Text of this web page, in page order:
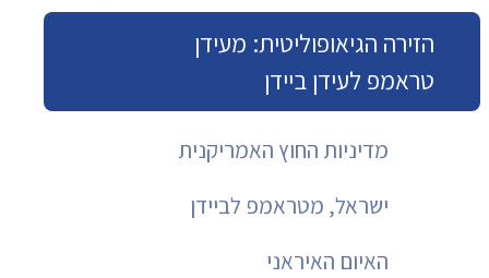
הזירה הגיאופוליטית: מעידן
טראמפ לעידן ביידן
מדיניות החוץ האמריקנית
ישראל, מטראמפ לביידן
האיום האיראני